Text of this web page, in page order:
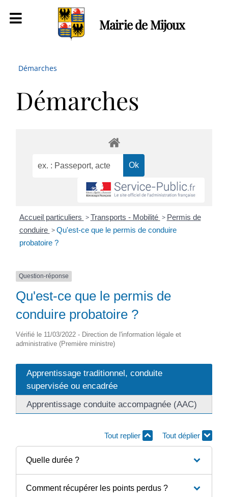
Mairie de Mijoux
Démarches
Démarches
Accueil particuliers > Transports - Mobilité > Permis de
conduire > Qu'est-ce que le permis de conduire
probatoire ?
Question-réponse
Qu'est-ce que le permis de
conduire probatoire ?
Vérifié le 11/03/2022 - Direction de l'information légale et
administrative (Première ministre)
Apprentissage traditionnel, conduite
supervisée ou encadrée
Apprentissage conduite accompagnée (AAC)
Tout replier Tout déplier
Quelle durée ?
Comment récupérer les points perdus ?